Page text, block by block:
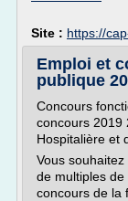
Site : https://
Emploi et
publique
Concours
concours 2019
Hospitalière et
Vous
de multiples
concours de la